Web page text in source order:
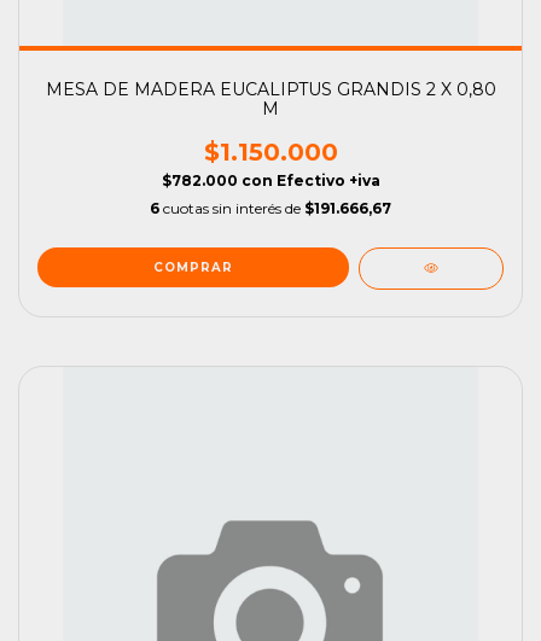
MESA DE MADERA EUCALIPTUS GRANDIS 2 X 0,80
M
$1.150.000
$782.000 con Efectivo +iva
6 cuotas sin interés de $191.666,67